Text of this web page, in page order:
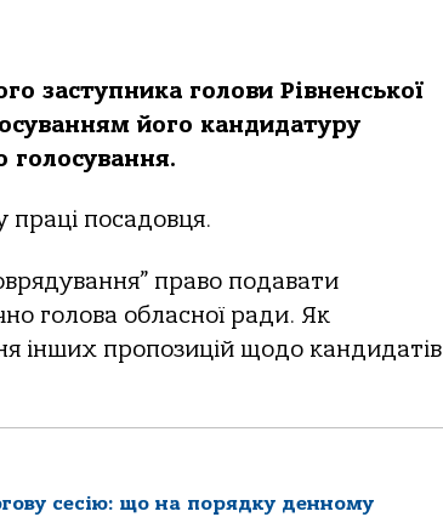
заступника голови Рівненської
його кандидатуру
голосування.
праці посадовця.
право подавати
голова обласної ради. Як
інших пропозицій щодо кандидатів
сесію: що на порядку денному